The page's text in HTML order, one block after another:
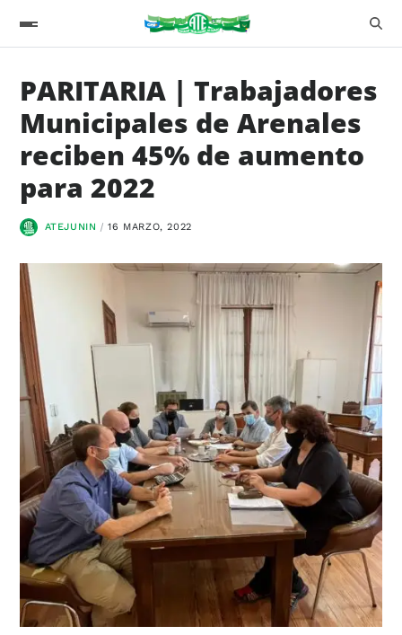
PARITARIA | Trabajadores
Municipales de Arenales
reciben 45% de aumento
para 2022
ATEJUNIN 16 MARZO, 2022